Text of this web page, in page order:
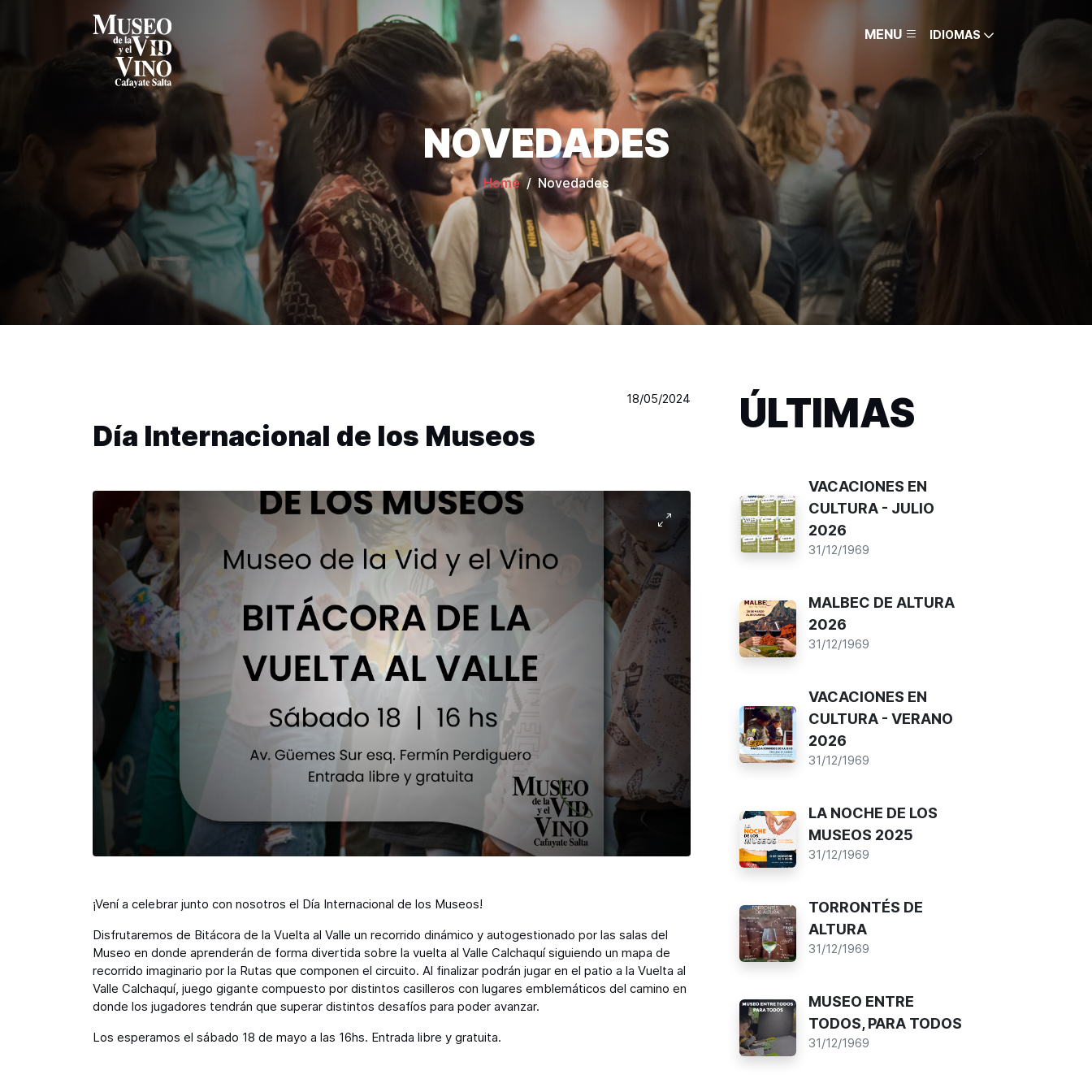
MENU IDIOMAS
NOVEDADES
Home Novedades
18/05/2024
Día Internacional de los Museos
¡Vení a celebrar junto con nosotros el Día Internacional de los Museos!
Disfrutaremos de Bitácora de la Vuelta al Valle un recorrido dinámico y autogestionado por las salas del
Museo en donde aprenderán de forma divertida sobre la vuelta al Valle Calchaquí siguiendo un mapa de
recorrido imaginario por la Rutas que componen el circuito. Al finalizar podrán jugar en el patio a la Vuelta al
Valle Calchaquí, juego gigante compuesto por distintos casilleros con lugares emblemáticos del camino en
donde los jugadores tendrán que superar distintos desafíos para poder avanzar.
Los esperamos el sábado 18 de mayo a las 16hs. Entrada libre y gratuita.
ÚLTIMAS
VACACIONES EN
CULTURA - JULIO
2026
31/12/1969
MALBEC DE ALTURA
2026
31/12/1969
VACACIONES EN
CULTURA - VERANO
2026
31/12/1969
LA NOCHE DE LOS
MUSEOS 2025
31/12/1969
TORRONTÉS DE
ALTURA
31/12/1969
MUSEO ENTRE
TODOS, PARA TODOS
31/12/1969